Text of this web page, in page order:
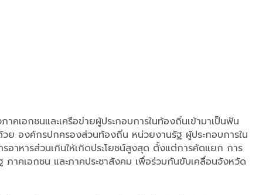
เอกชนและเครือข่ายผู้ประกอบการในท้องถิ่นเข้ามาเป็นฟัน
วย องค์กรปกครองส่วนท้องถิ่น หน่วยงานรัฐ ผู้ประกอบการใน
าหารส่วนเกินให้เกิดประโยชน์สูงสุด ตั้งแต่การคัดแยก การ
าคเอกชน และภาคประชาสังคม เพื่อร่วมกันขับเคลื่อนจังหวัด